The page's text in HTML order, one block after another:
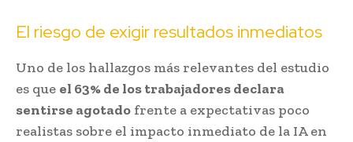
El riesgo de exigir resultados inmediatos
Uno de los hallazgos más relevantes del estudio
es que el 63% de los trabajadores declara
sentirse agotado frente a expectativas poco
realistas sobre el impacto inmediato de la IA en